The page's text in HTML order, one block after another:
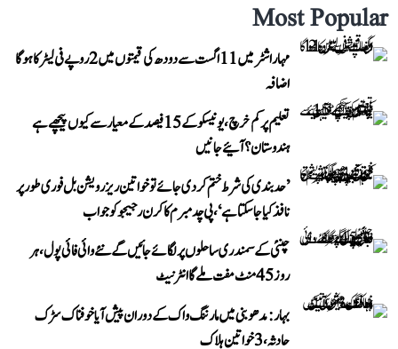
Most Popular
مہاراشٹر میں 11 اگست سے دودھ کی قیمتوں میں 2 روپے فی لیٹر کا ہوگا
اضافہ
تعلیم پر کم خرچ، یونیسکو کے 15 فیصد کے معیار سے کیوں پیچھے ہے
ہندوستان؟ آئیے جانیں
’حد بندی کی شرط ختم کر دی جائے تو خواتین ریزرویشن بل فوری طور پر
نافذ کیا جا سکتا ہے‘، پی چدمبرم کا کرن رجیجو کو جواب
چنئی کے سمندری ساحلوں پر لگائے جائیں گے نئے وائی فائی پول، ہر
روز 45 منٹ مفت ملے گا انٹرنیٹ
بہار: مدھوبنی میں مارننگ واک کے دوران پیش آیا خوفناک سڑک
حادثہ، 3 خواتین ہلاک